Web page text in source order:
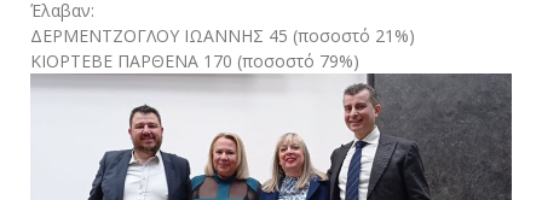
Έλαβαν:
ΔΕΡΜΕΝΤΖΟΓΛΟΥ ΙΩΑΝΝΗΣ 45 (ποσοστό 21%)
ΚΙΟΡΤΕΒΕ ΠΑΡΘΕΝΑ 170 (ποσοστό 79%)